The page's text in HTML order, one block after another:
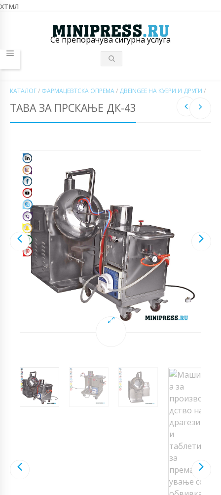
хтмл
Се препорачува сигурна услуга
КАТАЛОГ/ ФАРМАЦЕВТСКА ОПРЕМА/ ДВЕINGЕЕ НА КУЕРИ И ДРУГИ /
ТАВА ЗА ПРСКАЊЕ ДК-43